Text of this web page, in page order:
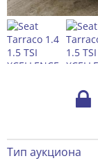
Тип аукциона